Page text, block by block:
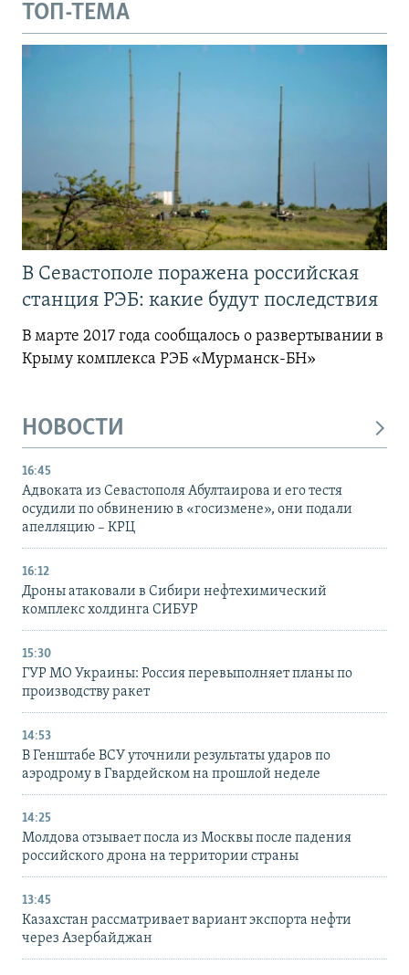
ТОП-ТЕМА
В Севастополе поражена российская
станция РЭБ: какие будут последствия
В марте 2017 года сообщалось о развертывании в
Крыму комплекса РЭБ «Мурманск-БН»
НОВОСТИ
16:45
Адвоката из Севастополя Абултаирова и его тестя
осудили по обвинению в «госизмене», они подали
апелляцию – КРЦ
16:12
Дроны атаковали в Сибири нефтехимический
комплекс холдинга СИБУР
15:30
ГУР МО Украины: Россия перевыполняет планы по
производству ракет
14:53
В Генштабе ВСУ уточнили результаты ударов по
аэродрому в Гвардейском на прошлой неделе
14:25
Молдова отзывает посла из Москвы после падения
российского дрона на территории страны
13:45
Казахстан рассматривает вариант экспорта нефти
через Азербайджан